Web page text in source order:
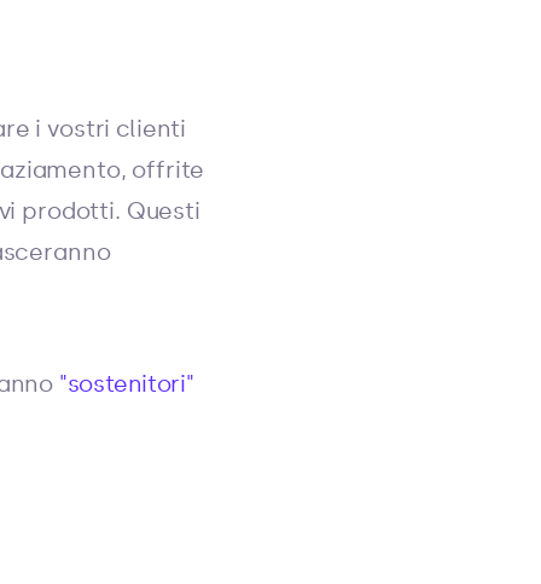
i vostri clienti
offrite
prodotti. Questi
"sostenitori"